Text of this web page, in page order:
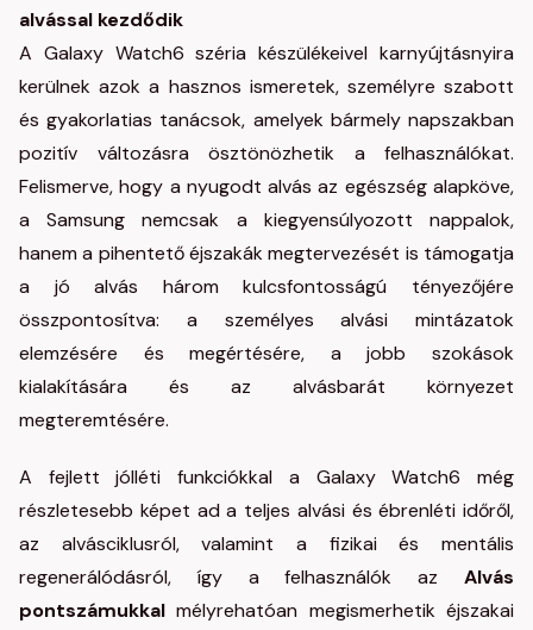
alvással kezdődik
A Galaxy Watch6 széria készülékeivel karnyújtásnyira
kerülnek azok a hasznos ismeretek, személyre szabott
és gyakorlatias tanácsok, amelyek bármely napszakban
pozitív változásra ösztönözhetik a felhasználókat.
Felismerve, hogy a nyugodt alvás az egészség alapköve,
a Samsung nemcsak a kiegyensúlyozott nappalok,
hanem a pihentető éjszakák megtervezését is támogatja
a jó alvás három kulcsfontosságú tényezőjére
összpontosítva: a személyes alvási mintázatok
elemzésére és megértésére, a jobb szokások
kialakítására és az alvásbarát környezet
megteremtésére.
A fejlett jólléti funkciókkal a Galaxy Watch6 még
részletesebb képet ad a teljes alvási és ébrenléti időről,
az alvásciklusról, valamint a fizikai és mentális
regenerálódásról, így a felhasználók az Alvás
pontszámukkal mélyrehatóan megismerhetik éjszakai